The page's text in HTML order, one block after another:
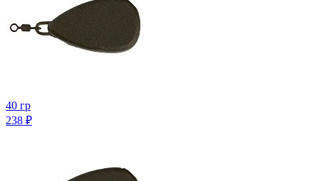
40 гр
238 ₽